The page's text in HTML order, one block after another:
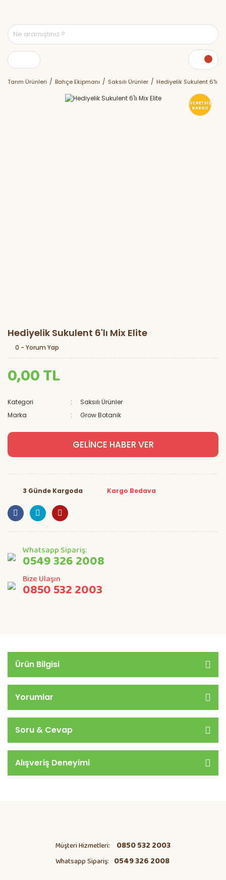
Tarım Ürünleri Bahçe Ekipmanı Saksılı Ürünler Hediyelik Sukulent 6'lı
ÜCRETSİZ
KARGO
Hediyelik Sukulent 6'lı Mix Elite
0 - Yorum Yap
0,00 TL
Kategori
Saksılı Ürünler
Marka
Grow Botanik
GELİNCE HABER VER
3 Günde Kargoda Kargo Bedava
Whatsapp Sipariş:
0549 326 2008
Bize Ulaşın
0850 532 2003
Ürün Bilgisi
Yorumlar
Soru & Cevap
Alışveriş Deneyimi
Müşteri Hizmetleri: 0850 532 2003
Whatsapp Sipariş: 0549 326 2008